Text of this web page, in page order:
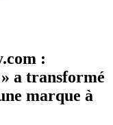
:
a transformé
marque à